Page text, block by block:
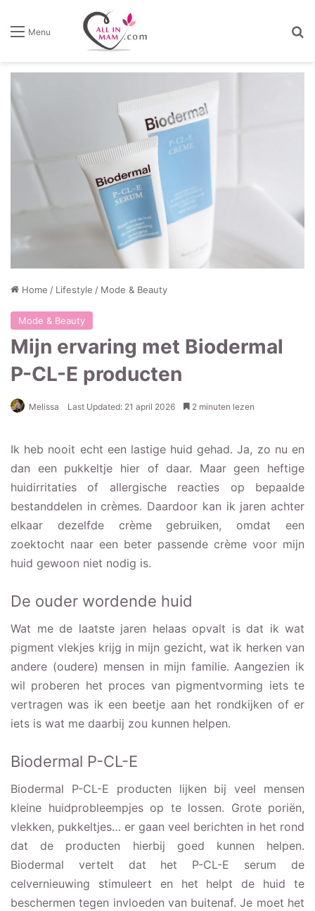
Menu
Home / Lifestyle / Mode & Beauty
Mode & Beauty
Mijn ervaring met Biodermal
P-CL-E producten
Melissa Last Updated: 21 april 2026 2 minuten lezen
Ik heb nooit echt een lastige huid gehad. Ja, zo nu en
dan een pukkeltje hier of daar. Maar geen heftige
huidirritaties of allergische reacties op bepaalde
bestanddelen in crèmes. Daardoor kan ik jaren achter
elkaar dezelfde crème gebruiken, omdat een
zoektocht naar een beter passende crème voor mijn
huid gewoon niet nodig is.
De ouder wordende huid
Wat me de laatste jaren helaas opvalt is dat ik wat
pigment vlekjes krijg in mijn gezicht, wat ik herken van
andere (oudere) mensen in mijn familie. Aangezien ik
wil proberen het proces van pigmentvorming iets te
vertragen was ik een beetje aan het rondkijken of er
iets is wat me daarbij zou kunnen helpen.
Biodermal P-CL-E
Biodermal P-CL-E producten lijken bij veel mensen
kleine huidprobleempjes op te lossen. Grote poriën,
vlekken, pukkeltjes… er gaan veel berichten in het rond
dat de producten hierbij goed kunnen helpen.
Biodermal vertelt dat het P-CL-E serum de
celvernieuwing stimuleert en het helpt de huid te
beschermen tegen invloeden van buitenaf. Je moet het